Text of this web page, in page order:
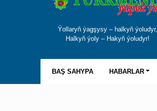
Ýollaryň ýagşysy – halkyň ýoludyr,
Halkyň ýoly – Hakyň ýoludyr!
BAŞ SAHYPA HABARLAR